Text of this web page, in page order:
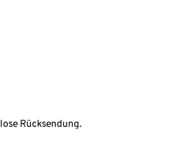
Rücksendung.